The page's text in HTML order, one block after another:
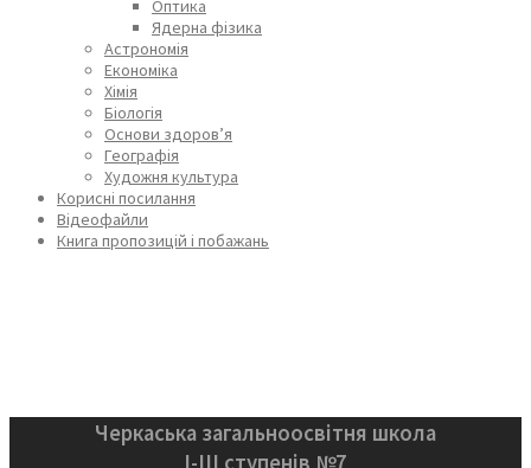
Оптика
Ядерна фізика
Астрономія
Економіка
Хімія
Біологія
Основи здоров’я
Географія
Художня культура
Корисні посилання
Відеофайли
Книга пропозицій і побажань
Черкаська загальноосвітня школа